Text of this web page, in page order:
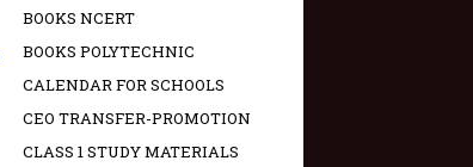
BOOKS NCERT
BOOKS POLYTECHNIC
CALENDAR FOR SCHOOLS
CEO TRANSFER-PROMOTION
CLASS 1 STUDY MATERIALS